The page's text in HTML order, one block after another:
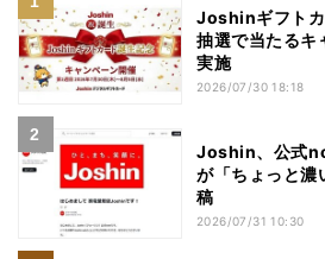
Joshinギフト
抽選で当たるキ
実施
2026/07/30 18:18
Joshin、公式
が「ちょっと濃
稿
2026/07/31 10:30